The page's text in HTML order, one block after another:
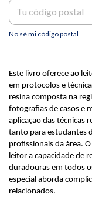
No sé mi código postal
Este livro oferece ao
em protocolos e
resina composta na
fotografias de casos e
aplicação das técnicas
tanto para estudantes
profissionais da área.
leitor a capacidade de
duradouras em todos
especial aborda
relacionados.